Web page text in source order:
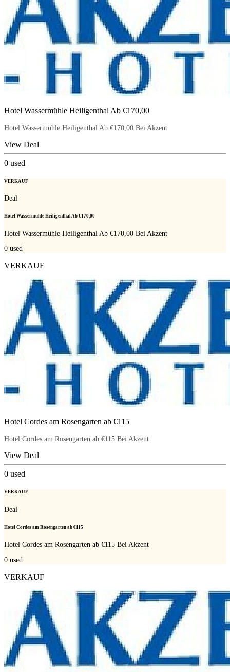
Hotel Wassermühle Heiligenthal Ab €170,00
Hotel Wassermühle Heiligenthal Ab €170,00 Bei Akzent
View Deal
0 used
VERKAUF
Deal
Hotel Wassermühle Heiligenthal Ab €170,00
Hotel Wassermühle Heiligenthal Ab €170,00 Bei Akzent
0 used
VERKAUF
Hotel Cordes am Rosengarten ab €115
Hotel Cordes am Rosengarten ab €115 Bei Akzent
View Deal
0 used
VERKAUF
Deal
Hotel Cordes am Rosengarten ab €115
Hotel Cordes am Rosengarten ab €115 Bei Akzent
0 used
VERKAUF